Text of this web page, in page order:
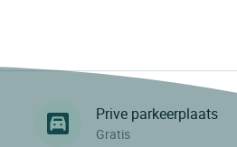
Prive parkeerplaats
Gratis